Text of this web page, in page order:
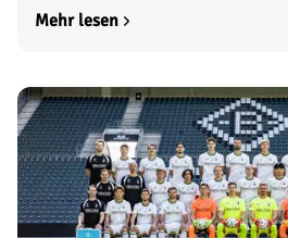
Mehr lesen